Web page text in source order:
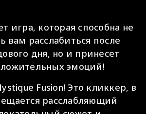
игра, которая способна не
вам расслабиться после
дня, но и принесет
эмоций!
Fusion! Это кликкер, в
расслабляющий